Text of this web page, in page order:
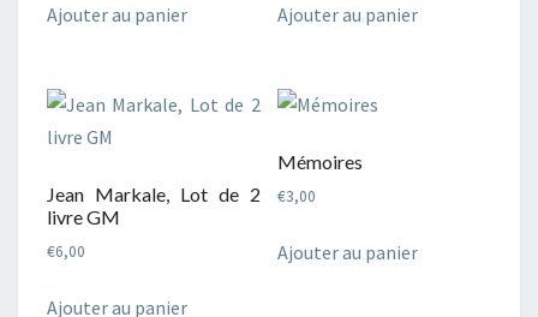
Ajouter au panier Ajouter au panier
Jean Markale, Lot de 2
livre GM
€6,00
Ajouter au panier
Mémoires
€3,00
Ajouter au panier